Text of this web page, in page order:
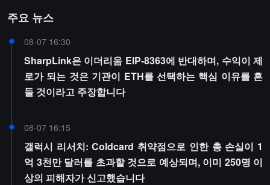
주요 뉴스
08-07 16:30
SharpLink은 이더리움 EIP-8363에 반대하며, 수익이 제
로가 되는 것은 기관이 ETH를 선택하는 핵심 이유를 흔
들 것이라고 주장합니다
08-07 16:15
갤럭시 리서치: Coldcard 취약점으로 인한 총 손실이 1
억 3천만 달러를 초과할 것으로 예상되며, 이미 250명 이
상의 피해자가 신고했습니다